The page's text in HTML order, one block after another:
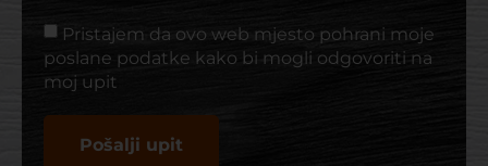
Pristajem da ovo web mjesto pohrani moje
poslane podatke kako bi mogli odgovoriti na
moj upit
Pošalji upit